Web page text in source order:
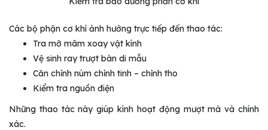
Các bộ phận cơ khí ảnh hưởng trực tiếp đến thao tác:
Tra mỡ mâm xoay vật kính
Vệ sinh ray trượt bàn di mẫu
Căn chỉnh núm chỉnh tinh – chỉnh tho
Kiểm tra nguồn điện
Những thao tác này giúp kính hoạt động mượt mà và chính
xác.